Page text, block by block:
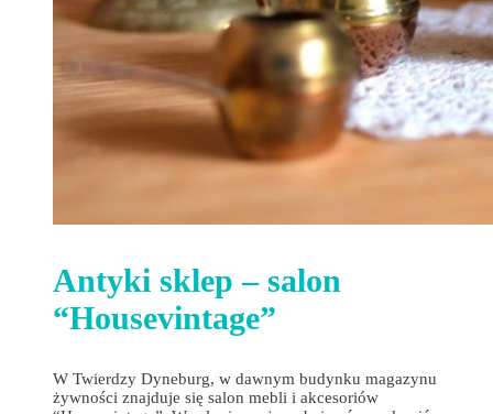
Antyki sklep – salon
“Housevintage”
W Twierdzy Dyneburg, w dawnym budynku magazynu
żywności znajduje się salon mebli i akcesoriów